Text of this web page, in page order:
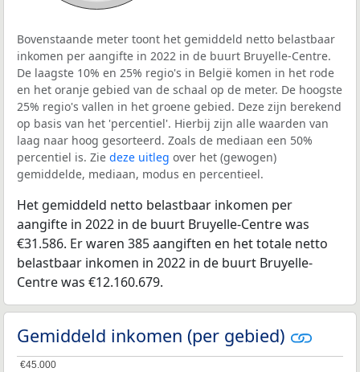
Bovenstaande meter toont het gemiddeld netto belastbaar
inkomen per aangifte in 2022 in de buurt Bruyelle-Centre.
De laagste 10% en 25% regio's in België komen in het rode
en het oranje gebied van de schaal op de meter. De hoogste
25% regio's vallen in het groene gebied. Deze zijn berekend
op basis van het 'percentiel'. Hierbij zijn alle waarden van
laag naar hoog gesorteerd. Zoals de mediaan een 50%
percentiel is. Zie deze uitleg over het (gewogen)
gemiddelde, mediaan, modus en percentieel.
Het gemiddeld netto belastbaar inkomen per
aangifte in 2022 in de buurt Bruyelle-Centre was
€31.586. Er waren 385 aangiften en het totale netto
belastbaar inkomen in 2022 in de buurt Bruyelle-
Centre was €12.160.679.
Gemiddeld inkomen (per gebied)
€45.000
€45.000